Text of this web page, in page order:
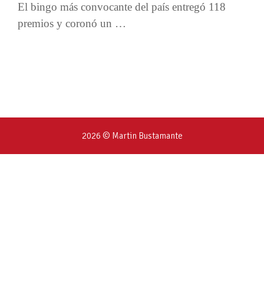
El bingo más convocante del país entregó 118
premios y coronó un …
2026 © Martin Bustamante